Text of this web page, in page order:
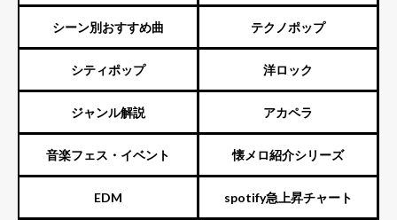
シーン別おすすめ曲 テクノポップ
シティポップ 洋ロック
ジャンル解説 アカペラ
音楽フェス・イベント 懐メロ紹介シリーズ
EDM spotify急上昇チャート